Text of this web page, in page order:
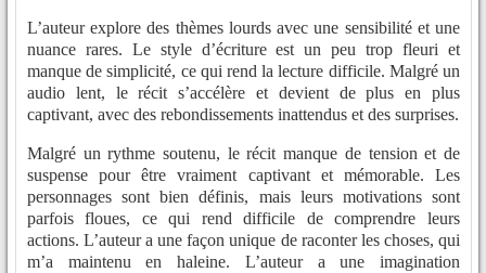
L’auteur explore des thèmes lourds avec une sensibilité et une
nuance rares. Le style d’écriture est un peu trop fleuri et
manque de simplicité, ce qui rend la lecture difficile. Malgré un
audio lent, le récit s’accélère et devient de plus en plus
captivant, avec des rebondissements inattendus et des surprises.
Malgré un rythme soutenu, le récit manque de tension et de
suspense pour être vraiment captivant et mémorable. Les
personnages sont bien définis, mais leurs motivations sont
parfois floues, ce qui rend difficile de comprendre leurs
actions. L’auteur a une façon unique de raconter les choses, qui
m’a maintenu en haleine. L’auteur a une imagination